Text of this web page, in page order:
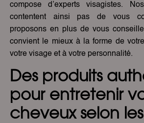
compose d’experts visagistes.
contentent ainsi pas de vous
proposons en plus de vous
convient le mieux à la forme de
votre visage et à votre personnalité.
Des produits
pour entretenir
cheveux selon